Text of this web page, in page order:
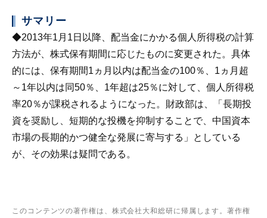
サマリー
◆2013年1月1日以降、配当金にかかる個人所得税の計算
方法が、株式保有期間に応じたものに変更された。具体
的には、保有期間1ヵ月以内は配当金の100％、1ヵ月超
～1年以内は同50％、1年超は25％に対して、個人所得税
率20％が課税されるようになった。財政部は、「長期投
資を奨励し、短期的な投機を抑制することで、中国資本
市場の長期的かつ健全な発展に寄与する」としている
が、その効果は疑問である。
このコンテンツの著作権は、株式会社大和総研に帰属します。著作権